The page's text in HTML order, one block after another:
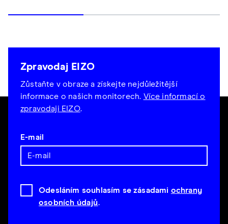
Zpravodaj EIZO
Zůstaňte v obraze a získejte nejdůležitější
informace o našich monitorech. Více informací o
zpravodaji EIZO.
E-mail
Odesláním souhlasím se zásadami ochrany
osobních údajů.